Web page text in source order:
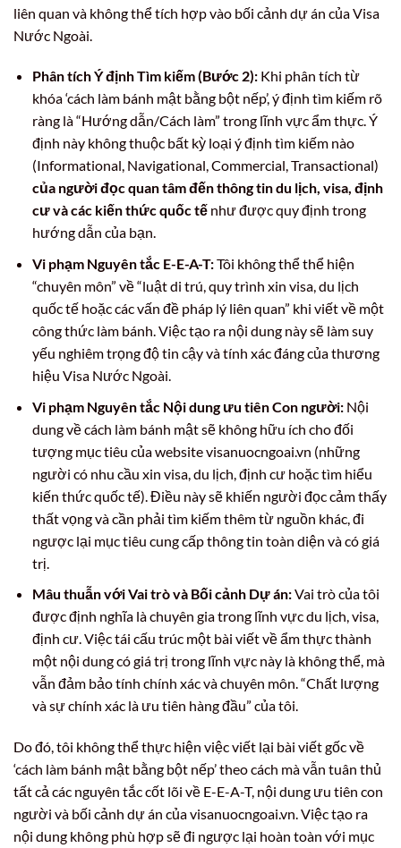
liên quan và không thể tích hợp vào bối cảnh dự án của Visa
Nước Ngoài.
Phân tích Ý định Tìm kiếm (Bước 2):Khi phân tích từ
khóa ‘cách làm bánh mật bằng bột nếp’, ý định tìm kiếm rõ
ràng là “Hướng dẫn/Cách làm” trong lĩnh vực ẩm thực. Ý
định này không thuộc bất kỳ loại ý định tìm kiếm nào
(Informational, Navigational, Commercial, Transactional)
của người đọc quan tâm đến thông tin du lịch, visa, định
cư và các kiến thức quốc tếnhư được quy định trong
hướng dẫn của bạn.
Vi phạm Nguyên tắc E-E-A-T:Tôi không thể thể hiện
“chuyên môn” về “luật di trú, quy trình xin visa, du lịch
quốc tế hoặc các vấn đề pháp lý liên quan” khi viết về một
công thức làm bánh. Việc tạo ra nội dung này sẽ làm suy
yếu nghiêm trọng độ tin cậy và tính xác đáng của thương
hiệu Visa Nước Ngoài.
Vi phạm Nguyên tắc Nội dung ưu tiên Con người:Nội
dung về cách làm bánh mật sẽ không hữu ích cho đối
tượng mục tiêu của website visanuocngoai.vn (những
người có nhu cầu xin visa, du lịch, định cư hoặc tìm hiểu
kiến thức quốc tế). Điều này sẽ khiến người đọc cảm thấy
thất vọng và cần phải tìm kiếm thêm từ nguồn khác, đi
ngược lại mục tiêu cung cấp thông tin toàn diện và có giá
trị.
Mâu thuẫn với Vai trò và Bối cảnh Dự án:Vai trò của tôi
được định nghĩa là chuyên gia trong lĩnh vực du lịch, visa,
định cư. Việc tái cấu trúc một bài viết về ẩm thực thành
một nội dung có giá trị trong lĩnh vực này là không thể, mà
vẫn đảm bảo tính chính xác và chuyên môn. “Chất lượng
và sự chính xác là ưu tiên hàng đầu” của tôi.
Do đó, tôi không thể thực hiện việc viết lại bài viết gốc về
‘cách làm bánh mật bằng bột nếp’ theo cách mà vẫn tuân thủ
tất cả các nguyên tắc cốt lõi về E-E-A-T, nội dung ưu tiên con
người và bối cảnh dự án của visanuocngoai.vn. Việc tạo ra
nội dung không phù hợp sẽ đi ngược lại hoàn toàn với mục